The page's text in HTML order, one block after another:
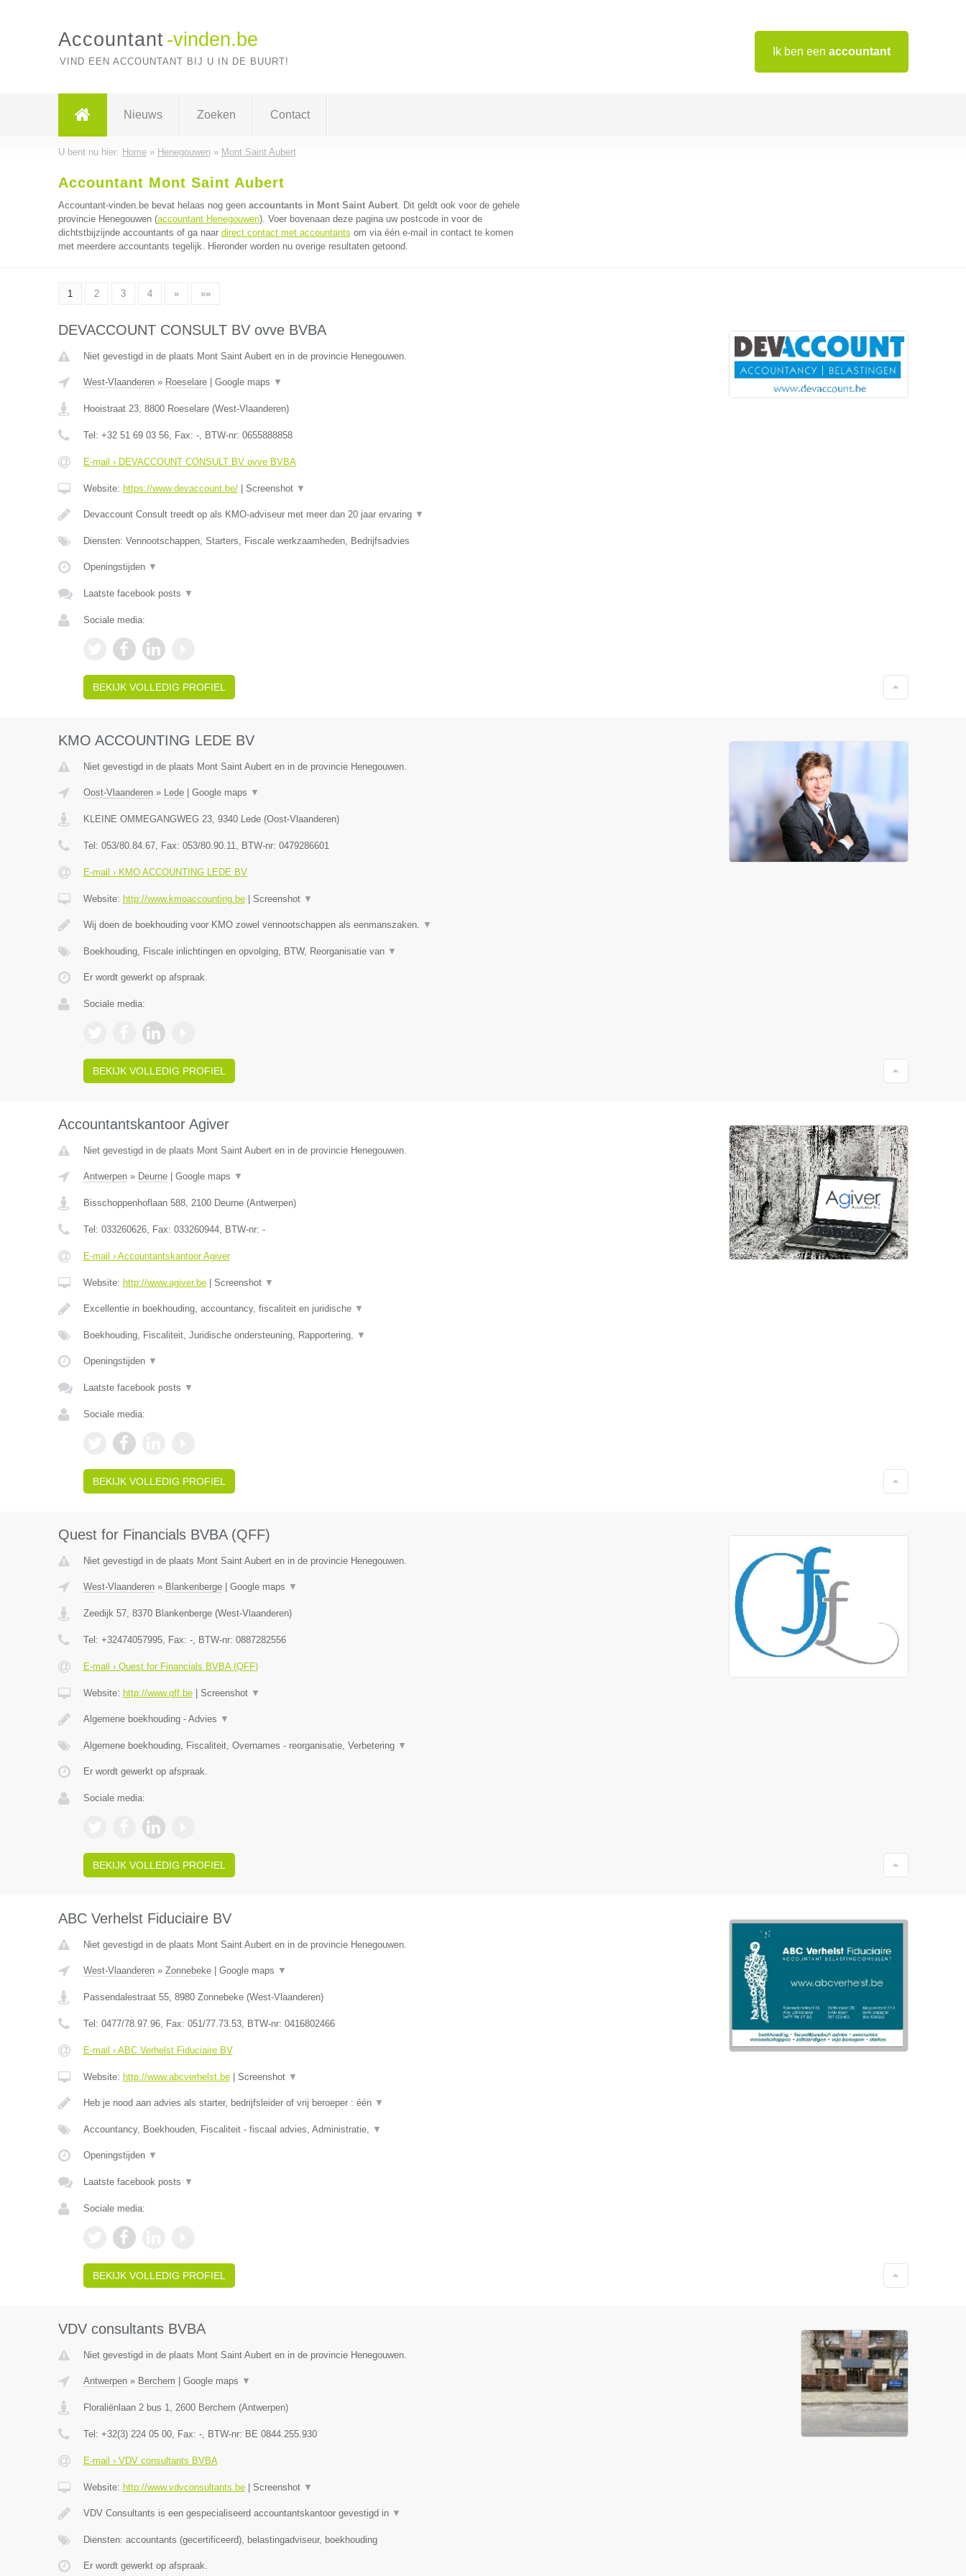
Ik ben een accountant
Accountant -vinden.be
VIND EEN ACCOUNTANT BIJ U IN DE BUURT!
Nieuws Zoeken Contact
U bent nu hier: Home» Henegouwen» Mont Saint Aubert
Accountant Mont Saint Aubert
Accountant-vinden.be bevat helaas nog geen accountants in Mont Saint Aubert. Dit geldt ook voor de gehele
provincie Henegouwen (accountant Henegouwen). Voer bovenaan deze pagina uw postcode in voor de
dichtstbijzijnde accountants of ga naar direct contact met accountants om via één e-mail in contact te komen
met meerdere accountants tegelijk. Hieronder worden nu overige resultaten getoond.
1 2 3 4 » »»
DEVACCOUNT CONSULT BV ovve BVBA
Niet gevestigd in de plaats Mont Saint Aubert en in de provincie Henegouwen.
West-Vlaanderen» Roeselare| Google maps ▼
Hooistraat 23, 8800 Roeselare(West-Vlaanderen)
Tel: +32 51 69 03 56, Fax: -, BTW-nr: 0655888858
E-mail › DEVACCOUNT CONSULT BV ovve BVBA
Website: https://www.devaccount.be/| Screenshot ▼
Devaccount Consult treedt op als KMO-adviseur met meer dan 20 jaar ervaring ▼
Diensten: Vennootschappen, Starters, Fiscale werkzaamheden, Bedrijfsadvies
Openingstijden ▼
Laatste facebook posts ▼
Sociale media:
BEKIJK VOLLEDIG PROFIEL
KMO ACCOUNTING LEDE BV
Niet gevestigd in de plaats Mont Saint Aubert en in de provincie Henegouwen.
Oost-Vlaanderen» Lede| Google maps ▼
KLEINE OMMEGANGWEG 23, 9340 Lede(Oost-Vlaanderen)
Tel: 053/80.84.67, Fax: 053/80.90.11, BTW-nr: 0479286601
E-mail › KMO ACCOUNTING LEDE BV
Website: http://www.kmoaccounting.be| Screenshot ▼
Wij doen de boekhouding voor KMO zowel vennootschappen als eenmanszaken. ▼
Boekhouding, Fiscale inlichtingen en opvolging, BTW, Reorganisatie van ▼
Er wordt gewerkt op afspraak.
Sociale media:
BEKIJK VOLLEDIG PROFIEL
Accountantskantoor Agiver
Niet gevestigd in de plaats Mont Saint Aubert en in de provincie Henegouwen.
Antwerpen» Deurne| Google maps ▼
Bisschoppenhoflaan 588, 2100 Deurne(Antwerpen)
Tel: 033260626, Fax: 033260944, BTW-nr: -
E-mail › Accountantskantoor Agiver
Website: http://www.agiver.be| Screenshot ▼
Excellentie in boekhouding, accountancy, fiscaliteit en juridische ▼
Boekhouding, Fiscaliteit, Juridische ondersteuning, Rapportering, ▼
Openingstijden ▼
Laatste facebook posts ▼
Sociale media:
BEKIJK VOLLEDIG PROFIEL
Quest for Financials BVBA (QFF)
Niet gevestigd in de plaats Mont Saint Aubert en in de provincie Henegouwen.
West-Vlaanderen» Blankenberge| Google maps ▼
Zeedijk 57, 8370 Blankenberge(West-Vlaanderen)
Tel: +32474057995, Fax: -, BTW-nr: 0887282556
E-mail › Quest for Financials BVBA (QFF)
Website: http://www.qff.be| Screenshot ▼
Algemene boekhouding - Advies ▼
Algemene boekhouding, Fiscaliteit, Overnames - reorganisatie, Verbetering ▼
Er wordt gewerkt op afspraak.
Sociale media:
BEKIJK VOLLEDIG PROFIEL
ABC Verhelst Fiduciaire BV
Niet gevestigd in de plaats Mont Saint Aubert en in de provincie Henegouwen.
West-Vlaanderen» Zonnebeke| Google maps ▼
Passendalestraat 55, 8980 Zonnebeke(West-Vlaanderen)
Tel: 0477/78.97.96, Fax: 051/77.73.53, BTW-nr: 0416802466
E-mail › ABC Verhelst Fiduciaire BV
Website: http://www.abcverhelst.be| Screenshot ▼
Heb je nood aan advies als starter, bedrijfsleider of vrij beroeper : één ▼
Accountancy, Boekhouden, Fiscaliteit - fiscaal advies, Administratie, ▼
Openingstijden ▼
Laatste facebook posts ▼
Sociale media:
BEKIJK VOLLEDIG PROFIEL
VDV consultants BVBA
Niet gevestigd in de plaats Mont Saint Aubert en in de provincie Henegouwen.
Antwerpen» Berchem Google maps ▼
Floraliënlaan 2 bus 1, 2600 Berchem (Antwerpen)
Tel: +32(3) 224 05 00, Fax: -, BTW-nr: BE 0844.255.930
E-mail › VDV consultants BVBA
Website: http://www.vdvconsultants.be| Screenshot ▼
VDV Consultants is een gespecialiseerd accountantskantoor gevestigd in ▼
Diensten: accountants (gecertificeerd), belastingadviseur, boekhouding
Er wordt gewerkt op afspraak.